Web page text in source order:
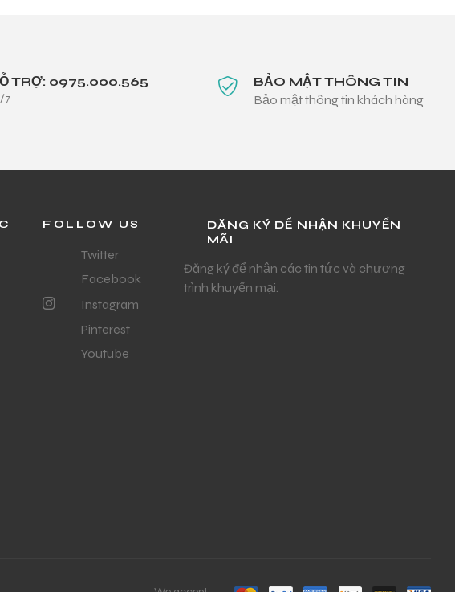
TRỢ: 0975.000.565
7
BẢO MẬT THÔNG TIN
Bảo mật thông tin khách hàng
FOLLOW US
Twitter
Facebook
Instagram
Pinterest
Youtube
ĐĂNG KÝ ĐỂ NHẬN KHUYẾN
MÃI
Đăng ký để nhận các tin tức và chương
trình khuyến mại.